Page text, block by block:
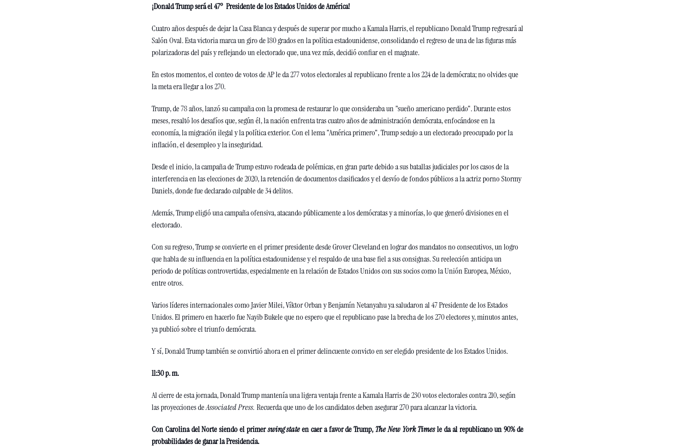
¡Donald Trump será el 47º  Presidente de los Estados Unidos de América!
Cuatro años después de dejar la Casa Blanca y después de superar por mucho a Kamala Harris, el republicano Donald Trump regresará al
Salón Oval. Esta victoria marca un giro de 180 grados en la política estadounidense, consolidando el regreso de una de las figuras más
polarizadoras del país y reflejando un electorado que, una vez más, decidió confiar en el magnate.
En estos momentos, el conteo de votos de AP le da 277 votos electorales al republicano frente a los 224 de la demócrata; no olvides que
la meta era llegar a los 270.
Trump, de 78 años, lanzó su campaña con la promesa de restaurar lo que consideraba un "sueño americano perdido". Durante estos
meses, resaltó los desafíos que, según él, la nación enfrenta tras cuatro años de administración demócrata, enfocándose en la
economía, la migración ilegal y la política exterior. Con el lema "América primero", Trump sedujo a un electorado preocupado por la
inflación, el desempleo y la inseguridad.
Desde el inicio, la campaña de Trump estuvo rodeada de polémicas, en gran parte debido a sus batallas judiciales por los casos de la
interferencia en las elecciones de 2020, la retención de documentos clasificados y el desvío de fondos públicos a la actriz porno Stormy
Daniels, donde fue declarado culpable de 34 delitos.
Además, Trump eligió una campaña ofensiva, atacando públicamente a los demócratas y a minorías, lo que generó divisiones en el
electorado.
Con su regreso, Trump se convierte en el primer presidente desde Grover Cleveland en lograr dos mandatos no consecutivos, un logro
que habla de su influencia en la política estadounidense y el respaldo de una base fiel a sus consignas. Su reelección anticipa un
periodo de políticas controvertidas, especialmente en la relación de Estados Unidos con sus socios como la Unión Europea, México,
entre otros.
Varios líderes internacionales como Javier Milei, Víktor Orban y Benjamín Netanyahu ya saludaron al 47 Presidente de los Estados
Unidos. El primero en hacerlo fue Nayib Bukele que no espero que el republicano pase la brecha de los 270 electores y, minutos antes,
ya publicó sobre el triunfo demócrata.
Y sí, Donald Trump también se convirtió ahora en el primer delincuente convicto en ser elegido presidente de los Estados Unidos.
11:30 p. m.
Al cierre de esta jornada, Donald Trump mantenía una ligera ventaja frente a Kamala Harris de 230 votos electorales contra 210, según
las proyecciones de Associated Press. Recuerda que uno de los candidatos deben asegurar 270 para alcanzar la victoria.
Con Carolina del Norte siendo el primer swing state en caer a favor de Trump, The New York Times le da al republicano un 90% de
probabilidades de ganar la Presidencia.